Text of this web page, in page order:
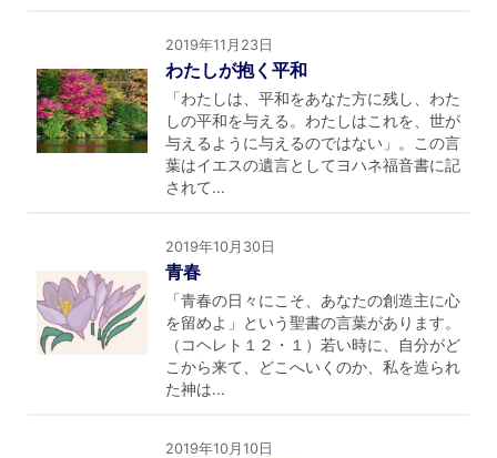
2019年11月23日
わたしが抱く平和
「わたしは、平和をあなた方に残し、わた
しの平和を与える。わたしはこれを、世が
与えるように与えるのではない」。この言
葉はイエスの遺言としてヨハネ福音書に記
されて...
2019年10月30日
青春
「青春の日々にこそ、あなたの創造主に心
を留めよ」という聖書の言葉があります。
（コヘレト１２・１）若い時に、自分がど
こから来て、どこへいくのか、私を造られ
た神は...
2019年10月10日